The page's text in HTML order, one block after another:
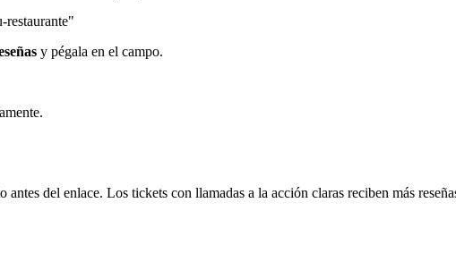
restaurante"
y pégala en el campo.
del enlace. Los tickets con llamadas a la acción claras reciben más